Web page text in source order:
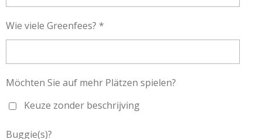
Wie viele Greenfees? *
Möchten Sie auf mehr Plätzen spielen?
Keuze zonder beschrijving
Buggie(s)?